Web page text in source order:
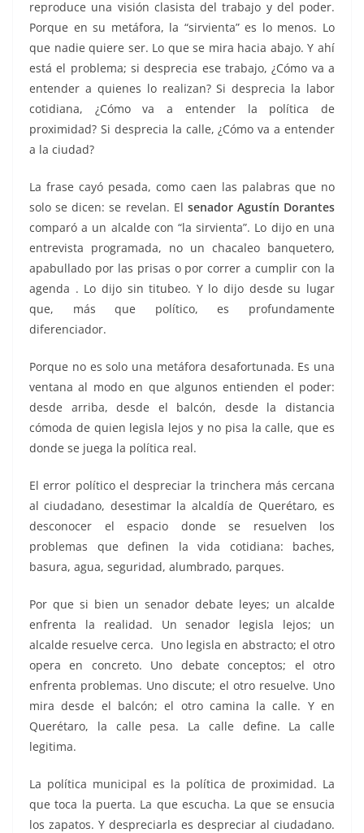
reproduce una visión clasista del trabajo y del poder.
Porque en su metáfora, la “sirvienta” es lo menos. Lo
que nadie quiere ser. Lo que se mira hacia abajo. Y ahí
está el problema; si desprecia ese trabajo, ¿Cómo va a
entender a quienes lo realizan? Si desprecia la labor
cotidiana, ¿Cómo va a entender la política de
proximidad? Si desprecia la calle, ¿Cómo va a entender
a la ciudad?
La frase cayó pesada, como caen las palabras que no
solo se dicen: se revelan. El senador Agustín Dorantes
comparó a un alcalde con “la sirvienta”. Lo dijo en una
entrevista programada, no un chacaleo banquetero,
apabullado por las prisas o por correr a cumplir con la
agenda . Lo dijo sin titubeo. Y lo dijo desde su lugar
que, más que político, es profundamente
diferenciador.
Porque no es solo una metáfora desafortunada. Es una
ventana al modo en que algunos entienden el poder:
desde arriba, desde el balcón, desde la distancia
cómoda de quien legisla lejos y no pisa la calle, que es
donde se juega la política real.
El error político el despreciar la trinchera más cercana
al ciudadano, desestimar la alcaldía de Querétaro, es
desconocer el espacio donde se resuelven los
problemas que definen la vida cotidiana: baches,
basura, agua, seguridad, alumbrado, parques.
Por que si bien un senador debate leyes; un alcalde
enfrenta la realidad. Un senador legisla lejos; un
alcalde resuelve cerca. Uno legisla en abstracto; el otro
opera en concreto. Uno debate conceptos; el otro
enfrenta problemas. Uno discute; el otro resuelve. Uno
mira desde el balcón; el otro camina la calle. Y en
Querétaro, la calle pesa. La calle define. La calle
legitima.
La política municipal es la política de proximidad. La
que toca la puerta. La que escucha. La que se ensucia
los zapatos. Y despreciarla es despreciar al ciudadano.